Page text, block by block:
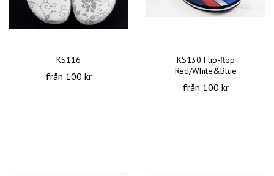
KS116
från 100 kr
KS130 Flip-flop
Red/White&Blue
från 100 kr